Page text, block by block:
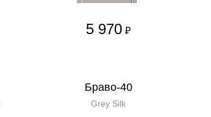
5 970 ₽
Браво-40
Grey Silk